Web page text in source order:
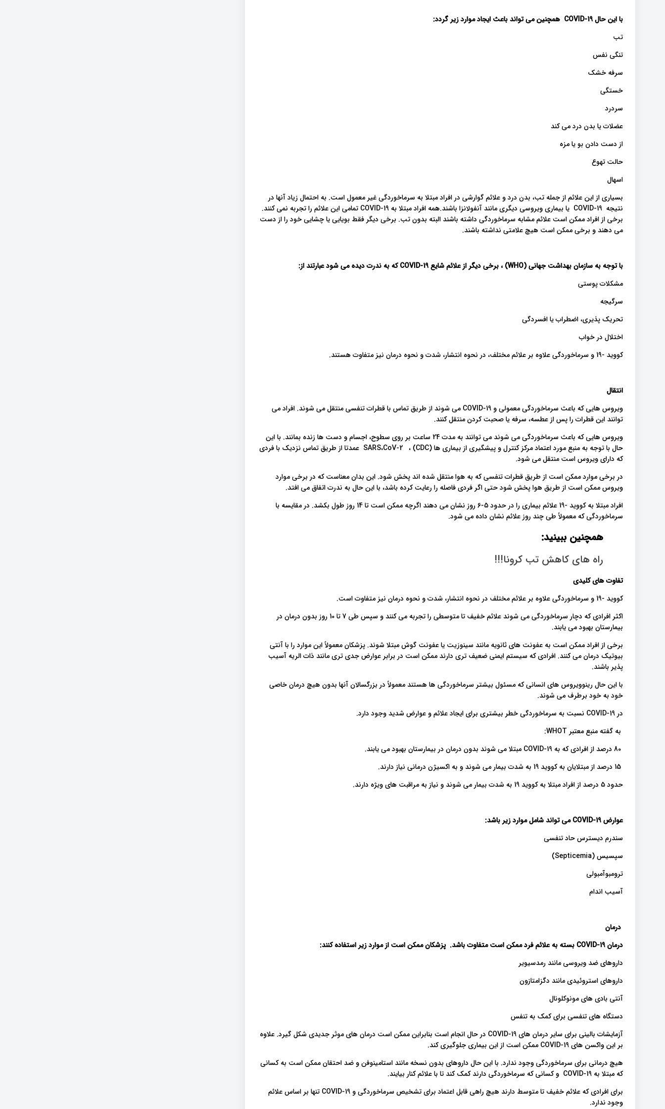
با این حالCOVID-19 همچنین می تواند باعث ایجاد موارد زیر گردد:
تب
تنگی نفس
سرفه خشک
خستگی
سردرد
عضلات یا بدن درد می کند
از دست دادن بو یا مزه
حالت تهوع
اسهال
بسیاری از این علائم از جمله تب، بدن درد و علائم گوارشی در افراد مبتلا به سرماخوردگی غیر معمول است. به احتمال زیاد آنها در
نتیجه COVID-19 یا بیماری ویروسی دیگری مانند آنفولانزا باشند.همه افراد مبتلا به COVID-19 تمامی این علائم را تجربه نمی کنند.
برخی از افراد ممکن است علائم مشابه سرماخوردگی داشته باشند البته بدون تب. برخی دیگر فقط بویایی یا چشایی خود را از دست
می دهند و برخی ممکن است هیچ علامتی نداشته باشند.
با توجه به سازمان بهداشت جهانی(WHO) ، برخی دیگر از علائم شایع که به ندرت دیده می شودعبارتند از:
مشکلات پوستی
سرگیجه
تحریک پذیری، اضطراب یا افسردگی
اختلال در خواب
کووید -19 و سرماخوردگی علاوه بر علائم مختلف، در نحوه انتشار، شدت و نحوه درمان نیز متفاوت هستند.
انتقال
ویروس هایی که باعث سرماخوردگی معمولی و COVID-19 می شوند از طریق تماس با قطرات تنفسی منتقل می شوند. افراد می
توانند این قطرات را پس از عطسه، سرفه یا صحبت کردن منتقل کنند.
ویروس هایی که باعث سرماخوردگی می شوند می توانند به مدت 24 ساعت بر روی سطوح، اجسام و دست ها زنده بمانند. با این
حال با توجه به منبع مورد اعتماد مرکز کنترل و پیشگیری از بیماری ها (CDC) ، SARS،CoV-2 عمدتا از طریق تماس نزدیک با فردی
که دارای ویروس است منتقل می شود.
در برخی موارد ممکن است از طریق قطرات تنفسی که به هوا منتقل شده اند پخش شود. این بدان معناست که در برخی موارد
ویروس ممکن است از طریق هوا پخش شود حتی اگر فردی فاصله را رعایت کرده باشد، با این حال به ندرت اتفاق می افتد.
افراد مبتلا به کووید -19 علائم بیماری را در حدود 5-6 روز نشان می دهند اگرچه ممکن است تا 14 روز طول بکشد. در مقایسه با
سرماخوردگی که معمولاً طی چند روز علائم نشان داده می شود.
همچنین ببینید:
راه های کاهش تب کرونا!!!
تفاوت های کلیدی
کووید -19 و سرماخوردگی علاوه بر علائم مختلف در نحوه انتشار، شدت و نحوه درمان نیز متفاوت است.
اکثر افرادی که دچار سرماخوردگی می شوند علائم خفیف تا متوسطی را تجربه می کنند و سپس طی 7 تا 10 روز بدون درمان در
بیمارستان بهبود می یابند.
برخی از افراد ممکن است به عفونت های ثانویه مانند سینوزیت یا عفونت گوش مبتلا شوند. پزشکان معمولاً این موارد را با آنتی
بیوتیک درمان می کنند. افرادی که سیستم ایمنی ضعیف تری دارند ممکن است در برابر عوارض جدی تری مانند ذات الریه آسیب
پذیر باشند.
با این حال رینوویروس های انسانی که مسئول بیشتر سرماخوردگی ها هستند معمولاً در بزرگسالان آنها بدون هیچ درمان خاصی
خود به خود برطرف می شوند.
در COVID-19 نسبت به سرماخوردگی خطر بیشتری برای ایجاد علائم و عوارض شدید وجود دارد.
به گفته منبع معتبر WHOT:
حدود 5 درصد از افراد مبتلا به کووید 19 به شدت بیمار می شوند و نیاز به مراقبت های ویژه دارند.
عوارض می تواند شامل موارد زیر باشد:
سندرم دیسترس حاد تنفسی
سپسیس (Septicemia)
ترومبوآمبولی
آسیب اندام
درمان
درمان
بسته به علائم فرد ممکن است متفاوت باشد. پزشکان ممکن است از موارد زیر استفاده کنند:
داروهای ضد ویروسی مانند رمدسیویر
داروهای استروئیدی مانند دگزامتازون
آنتی بادی های مونوکلونال
دستگاه های تنفسی برای کمک به تنفس
آزمایشات بالینی برای سایر درمان های COVID-19 در حال انجام است بنابراین ممکن است درمان های موثر جدیدی شکل گیرد. علاوه
بر این واکسن های COVID-19 ممکن است از این بیماری جلوگیری کند.
هیچ درمانی برای سرماخوردگی وجود ندارد. با این حال داروهای بدون نسخه مانند استامینوفن و ضد احتقان ممکن است به کسانی
که مبتلا به COVID-19 و کسانی که سرماخوردگی دارند کمک کند تا با علائم کنار بیایند.
برای افرادی که علائم خفیف تا متوسط ​​دارند هیچ راهی قابل اعتماد برای تشخیص سرماخوردگی و COVID-19 تنها بر اساس علائم
وجود ندارد.